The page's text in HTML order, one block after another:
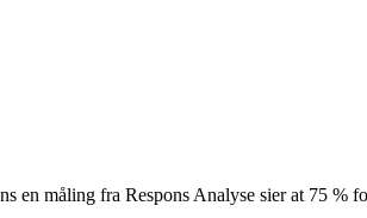
måling fra Respons Analyse sier at 75 %